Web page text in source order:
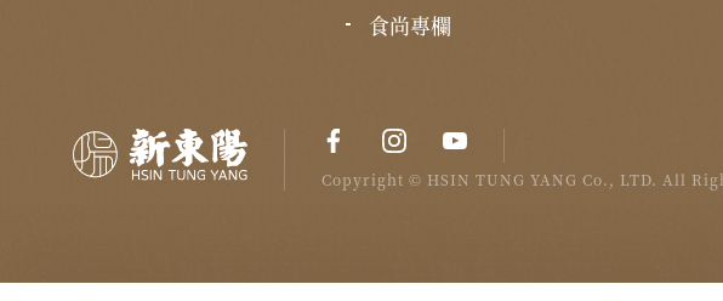
食尚專欄
Copyright © HSIN TUNG YANG Co., LTD. All